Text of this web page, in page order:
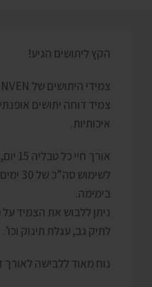
הקץ ליתושים הגיע!
צמידי היתושים של KINVEN העולמית הגיעו לישראל
צמיד דוחה יתושים
איכותיות.
בימימה.
ניתן ללבוש את הצמיד
לתיק גב, עגלת תינוק וכו’.
נוח מאוד ללבישה לאורך